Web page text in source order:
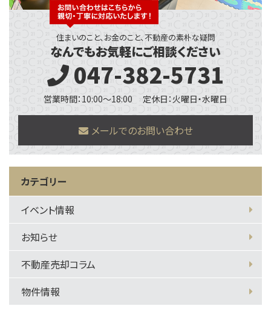
住まいのこと、お金のこと、不動産の素朴な疑問
なんでもお気軽にご相談ください
047-382-5731
営業時間：10:00～18:00 定休日：火曜日・水曜日
メールでのお問い合わせ
カテゴリー
イベント情報
お知らせ
不動産売却コラム
物件情報